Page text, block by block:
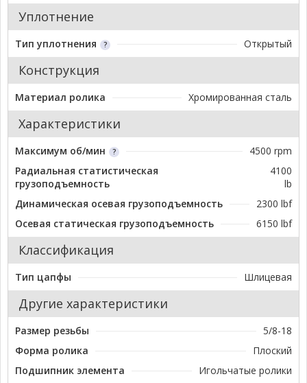
Уплотнение
Тип уплотнения Открытый
Конструкция
Материал ролика Хромированная сталь
Характеристики
Максимум об/мин
4500 rpm
Радиальная статистическая
грузоподъемность
4100
lb
Динамическая осевая грузоподъемность
2300 lbf
Осевая статическая грузоподъемность
6150 lbf
Классификация
Тип цапфы Шлицевая
Другие характеристики
Размер резьбы
5/8-18
Форма ролика
Плоский
Подшипник элемента
Игольчатые ролики